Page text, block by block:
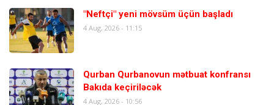
"Neftçi" yeni mövsüm üçün başladı
4 Aug, 2026 - 11:15
Qurban Qurbanovun mətbuat konfransı
Bakıda keçiriləcək
4 Aug, 2026 - 10:56